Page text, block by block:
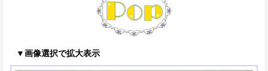
▼画像選択で拡大表示